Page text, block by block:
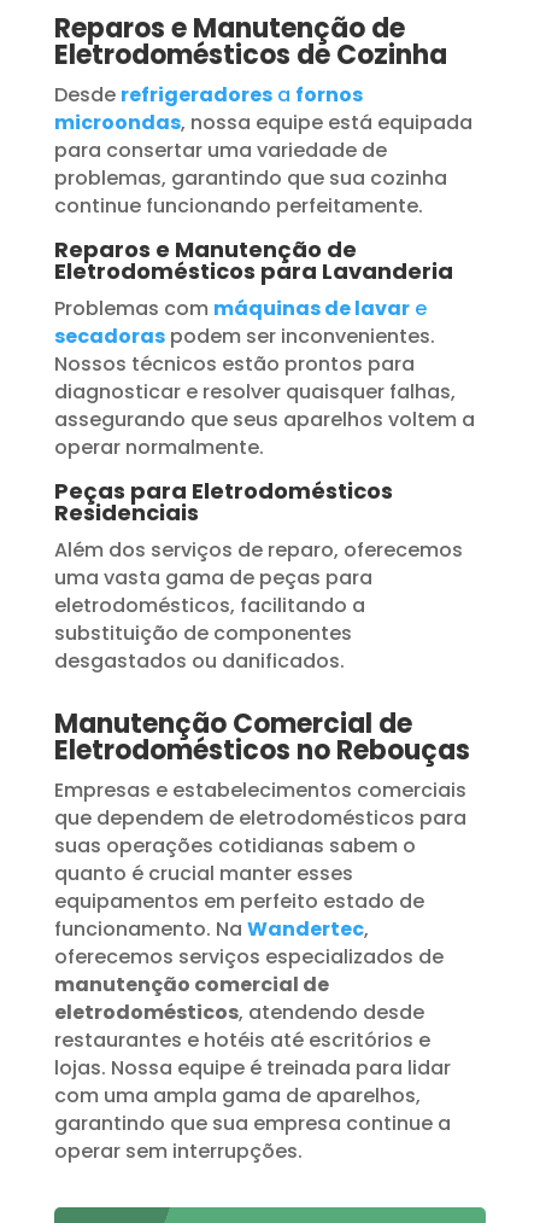
Reparos e Manutenção de
Eletrodomésticos de Cozinha
Desde refrigeradoresa fornos
microondas, nossa equipe está equipada
para consertar uma variedade de
problemas, garantindo que sua cozinha
continue funcionando perfeitamente.
Reparos e Manutenção de
Eletrodomésticos para Lavanderia
Problemas com máquinas de lavare
secadoraspodem ser inconvenientes.
Nossos técnicos estão prontos para
diagnosticar e resolver quaisquer falhas,
assegurando que seus aparelhos voltem a
operar normalmente.
Peças para Eletrodomésticos
Residenciais
Além dos serviços de reparo, oferecemos
uma vasta gama de peças para
eletrodomésticos, facilitando a
substituição de componentes
desgastados ou danificados.
Manutenção Comercial de
Eletrodomésticos no Rebouças
Empresas e estabelecimentos comerciais
que dependem de eletrodomésticos para
suas operações cotidianas sabem o
quanto é crucial manter esses
equipamentos em perfeito estado de
funcionamento. Na Wandertec,
oferecemos serviços especializados de
manutenção comercial de
eletrodomésticos, atendendo desde
restaurantes e hotéis até escritórios e
lojas. Nossa equipe é treinada para lidar
com uma ampla gama de aparelhos,
garantindo que sua empresa continue a
operar sem interrupções.